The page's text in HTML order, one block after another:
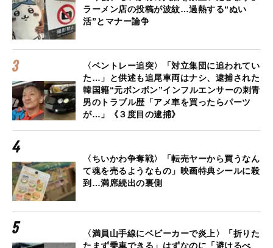
ラーメン店の投稿が波紋…過熱する“ぬい
活”とマナー論争
〈ベントレー追突〉「対立集団に追われてい
た…」と供述も追尾車両はナシ、逮捕された
韓国籍“元ボンボン”インフルエンサーの刺青
男のトラブル歴「アメ車を買ったらパーツ
が…」《３度目の逮捕》
〈ちいかわ争奪戦〉「転売ヤーから買うなん
て魂を売るようなもの」映画特典シールに殺
到…満席続出の裏側
〈満員山手線にベビーカーで炎上〉「折りた
たまず乗車できる」はずなのに「避けるべ